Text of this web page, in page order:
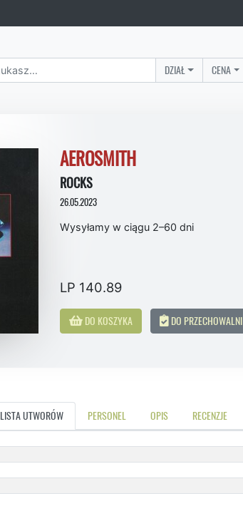
DZIAŁ CENA
AEROSMITH
ROCKS
26.05.2023
Wysyłamy w ciągu 2–60 dni
LP 140.89
DO KOSZYKA DO PRZECHOWALNI
LISTA UTWORÓW PERSONEL OPIS RECENZJE